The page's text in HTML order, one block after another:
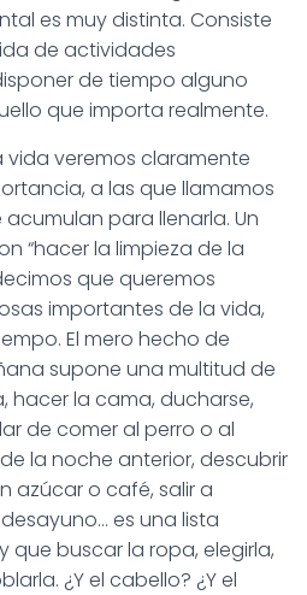
es muy distinta. Consiste
de actividades
de tiempo alguno
que importa realmente.
vida veremos claramente
a las que llamamos
acumulan para llenarla. Un
“hacer la limpieza de la
que queremos
importantes de la vida,
El mero hecho de
supone una multitud de
hacer la cama, ducharse,
de comer al perro o al
la noche anterior, descubrir
azúcar o café, salir a
es una lista
que buscar la ropa, elegirla,
¿Y el cabello? ¿Y el